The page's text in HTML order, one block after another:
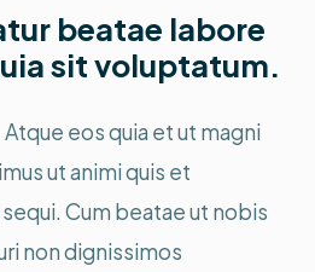
beatae labore
sit voluptatum.
eos quia et ut magni
ut animi quis et
Cum beatae ut nobis
non dignissimos